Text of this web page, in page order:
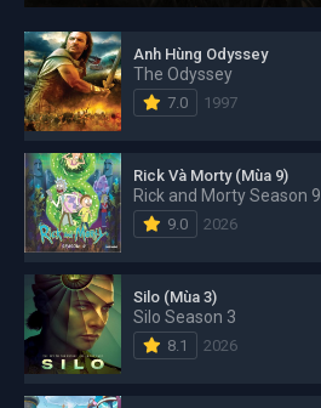
Anh Hùng Odyssey
The Odyssey
7.0 1997
Rick Và Morty (Mùa 9)
Rick and Morty Season 9
9.0 2026
Silo (Mùa 3)
Silo Season 3
8.1 2026